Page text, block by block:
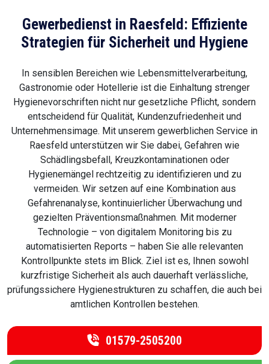
Gewerbedienst in Raesfeld: Effiziente
Strategien für Sicherheit und Hygiene
In sensiblen Bereichen wie Lebensmittelverarbeitung,
Gastronomie oder Hotellerie ist die Einhaltung strenger
Hygienevorschriften nicht nur gesetzliche Pflicht, sondern
entscheidend für Qualität, Kundenzufriedenheit und
Unternehmensimage. Mit unserem gewerblichen Service in
Raesfeld unterstützen wir Sie dabei, Gefahren wie
Schädlingsbefall, Kreuzkontaminationen oder
Hygienemängel rechtzeitig zu identifizieren und zu
vermeiden. Wir setzen auf eine Kombination aus
Gefahrenanalyse, kontinuierlicher Überwachung und
gezielten Präventionsmaßnahmen. Mit moderner
Technologie – von digitalem Monitoring bis zu
automatisierten Reports – haben Sie alle relevanten
Kontrollpunkte stets im Blick. Ziel ist es, Ihnen sowohl
kurzfristige Sicherheit als auch dauerhaft verlässliche,
prüfungssichere Hygienestrukturen zu schaffen, die auch bei
amtlichen Kontrollen bestehen.
01579-2505200